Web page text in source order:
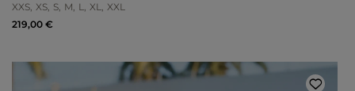
XXS XS S M L XL XXL
219,00 €